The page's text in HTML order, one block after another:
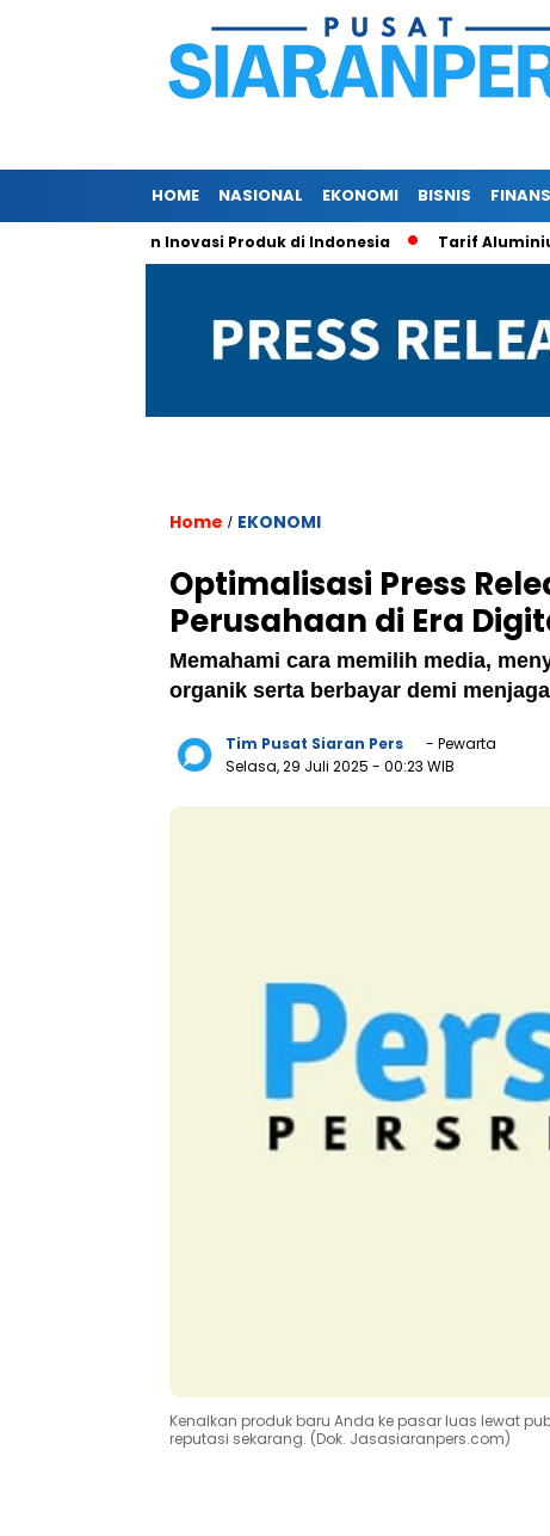
HOME NASIONAL EKONOMI BISNIS
dan Inovasi Produk di Indonesia Tarif Aluminium
Home / EKONOMI
Optimalisasi Press
Perusahaan di Era
Memahami cara memilih media,
organik serta berbayar demi
Tim Pusat Siaran Pers
- Pewarta
Selasa, 29 Juli 2025 - 00:23 WIB
Kenalkan produk baru Anda ke pasar luas lewat
reputasi sekarang. (Dok. Jasasiaranpers.com)